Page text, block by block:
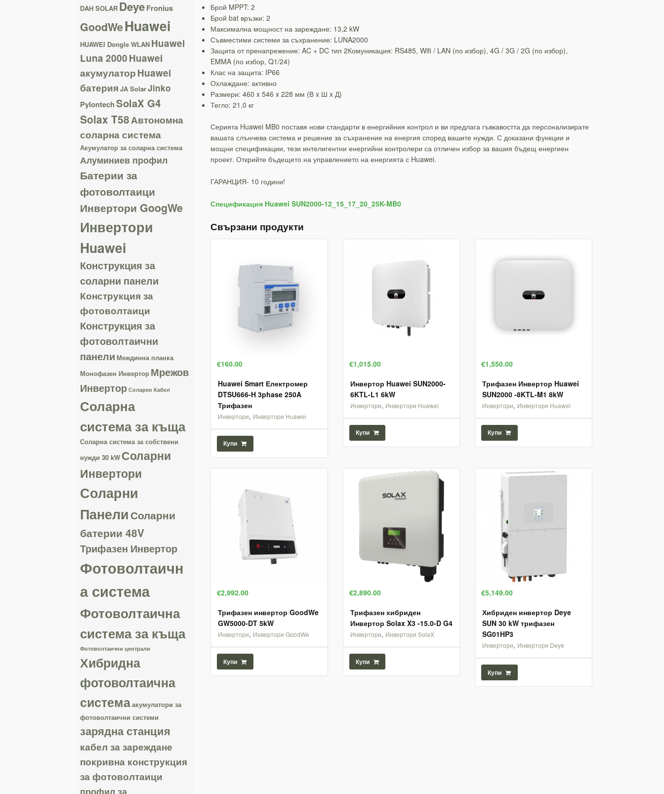
Брой MPPT: 2
Брой bat връзки: 2
Максимална мощност на зареждане: 13,2 kW
Съвместими системи за съхранение: LUNA2000
Защита от пренапрежение: AC + DC тип 2Комуникация: RS485, Wifi / LAN (по избор), 4G / 3G / 2G (по избор),
EMMA (по избор, Q1/24)
Клас на защита: IP66
Охлаждане: активно
Размери: 460 x 546 x 228 мм (В x Ш x Д)
Тегло: 21,0 кг
Серията Huawei MB0 поставя нови стандарти в енергийния контрол и ви предлага гъвкавостта да персонализирате
вашата слънчева система и решение за съхранение на енергия според вашите нужди. С доказани функции и
мощни спецификации, тези интелигентни енергийни контролери са отличен избор за вашия бъдещ енергиен
проект. Открийте бъдещето на управлението на енергията с Huawei.
ГАРАНЦИЯ- 10 години!
Спецификация Huawei SUN2000-12_15_17_20_25K-MB0
Свързани продукти
€160.00
Huawei Smart Електромер
DTSU666-H 3phase 250A
Трифазен
Инвертори, Инвертори Huawei
Купи
€1,015.00
Инвертор Huawei SUN2000-
6KTL-L1 6kW
Инвертори, Инвертори Huawei
Купи
€1,550.00
Трифазен Инвертор Huawei
SUN2000 -8KTL-M1 8kW
Инвертори, Инвертори Huawei
Купи
€2,992.00
Трифазен инвертор GoodWe
GW5000-DT 5kW
Инвертори, Инвертори GoodWe
Купи
€2,890.00
Трифазен хибриден
Инвертор Solax X3 -15.0-D G4
Инвертори, Инвертори SolaX
Купи
€5,149.00
Хибриден инвертор Deye
SUN 30 kW трифазен
SG01HP3
Инвертори, Инвертори Deye
Купи
DAH SOLAR DeyeFronius
GoodWeHuawei
HUAWEI Dongle WLAN Huawei
Luna 2000Huawei
акумулаторHuawei
батерия JA SolarJinko
PylontechSolaX G4
Solax T58Автономна
соларна система
Акумулатор за соларна система
Алуминиев профил
Батерии за
фотоволтаици
Инвертори GoogWe
Инвертори
Huawei
Конструкция за
соларни панели
Конструкция за
фотоволтаици
Конструкция за
фотоволтаични
панели Междинна планка
Монофазен Инвертор Мрежов
Инвертор Соларен Кабел
Соларна
система за къща
Соларна система за собствени
нужди 30 kW Соларни
Инвертори
Соларни
Панели Соларни
батерии 48V
Трифазен Инвертор
Фотоволтаичн
а система
Фотоволтаична
система за къща
Фотоволтаични централи
Хибридна
фотоволтаична
системаакумулатори за
фотоволтаични системи
зарядна станция
кабел за зареждане
покривна конструкция
за фотоволтаици
профил за